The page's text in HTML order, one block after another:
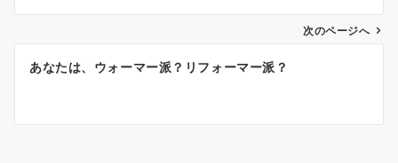
ビ
ン
次のページへ
あなたは、ウォーマー派？リフォーマー派？